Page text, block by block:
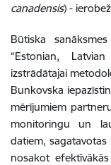
canadensis) -
Būtiska
“Estonian,
izstrādātajai
Bunkovska
mērījumiem
monitoringu un
datiem,
nosakot